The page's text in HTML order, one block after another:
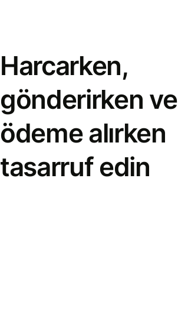
Harcarken,
gönderirken ve
ödeme alırken
tasarruf edin